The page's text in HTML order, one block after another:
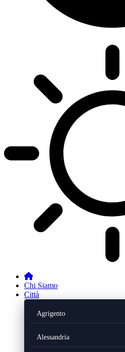
Chi Siamo
Città
Agrigento
Alessandria